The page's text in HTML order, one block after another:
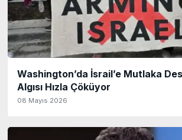
Washington’da İsrail’e Mutlaka
Algısı Hızla Çöküyor
08 Mayıs 2026